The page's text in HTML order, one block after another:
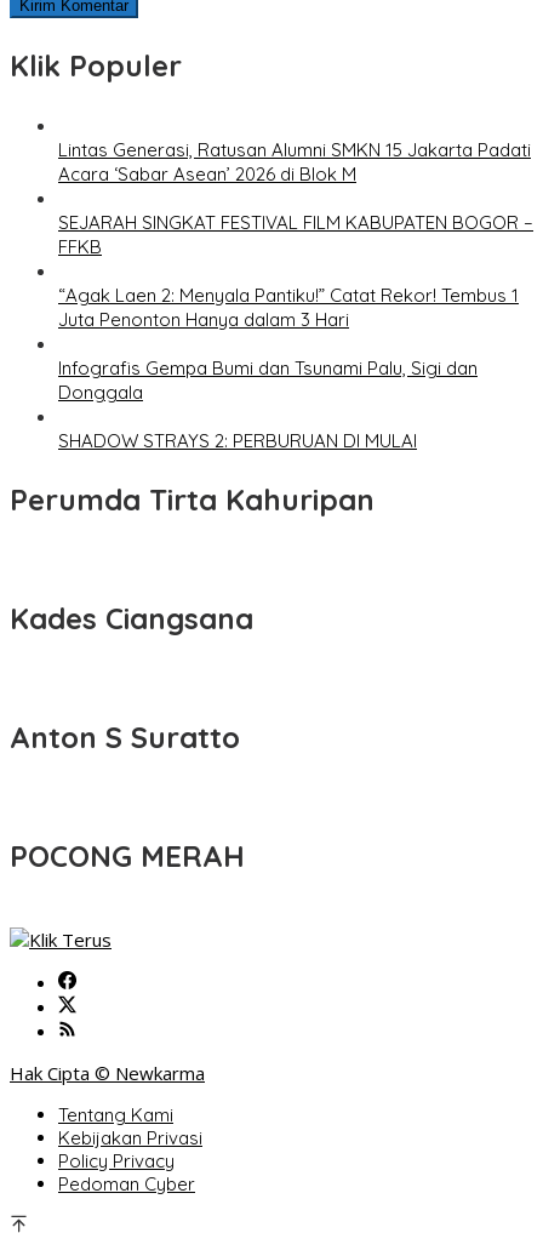
Klik Populer
Lintas Generasi, Ratusan Alumni SMKN 15 Jakarta Padati
Acara ‘Sabar Asean’ 2026 di Blok M
SEJARAH SINGKAT FESTIVAL FILM KABUPATEN BOGOR –
FFKB
“Agak Laen 2: Menyala Pantiku!” Catat Rekor! Tembus 1
Juta Penonton Hanya dalam 3 Hari
Infografis Gempa Bumi dan Tsunami Palu, Sigi dan
Donggala
SHADOW STRAYS 2: PERBURUAN DI MULAI
Perumda Tirta Kahuripan
Kades Ciangsana
Anton S Suratto
POCONG MERAH
Hak Cipta © Newkarma
Tentang Kami
Kebijakan Privasi
Policy Privacy
Pedoman Cyber